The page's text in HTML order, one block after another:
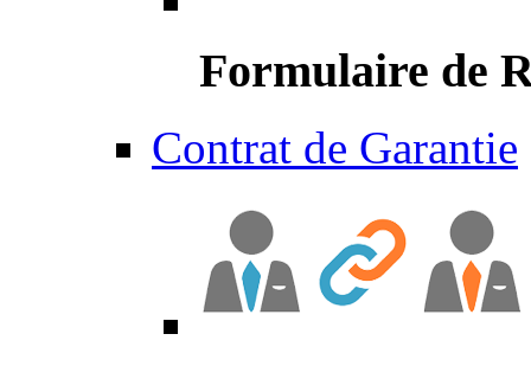
Formulaire de
Contrat de Garantie